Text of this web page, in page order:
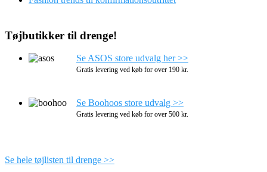
Tøjbutikker til drenge!
Se ASOS store udvalg her >>
Gratis levering ved køb for over 190 kr.
Se Boohoos store udvalg >>
Gratis levering ved køb for over 500 kr.
Se hele tøjlisten til drenge >>